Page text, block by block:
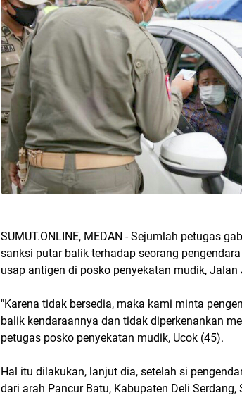
SUMUT.ONLINE, MEDAN - Sejumlah petugas
sanksi putar balik terhadap seorang
usap antigen di posko penyekatan mudik,
"Karena tidak bersedia, maka kami minta
balik kendaraannya dan tidak diperkenankan
petugas posko penyekatan mudik, Ucok (45).
Hal itu dilakukan, lanjut dia, setelah si
dari arah Pancur Batu, Kabupaten Deli